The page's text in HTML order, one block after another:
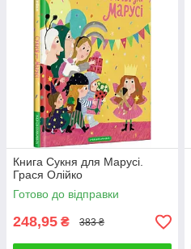
Книга Сукня для Марусі.
Грася Олійко
Готово до відправки
248,95 ₴ 383 ₴